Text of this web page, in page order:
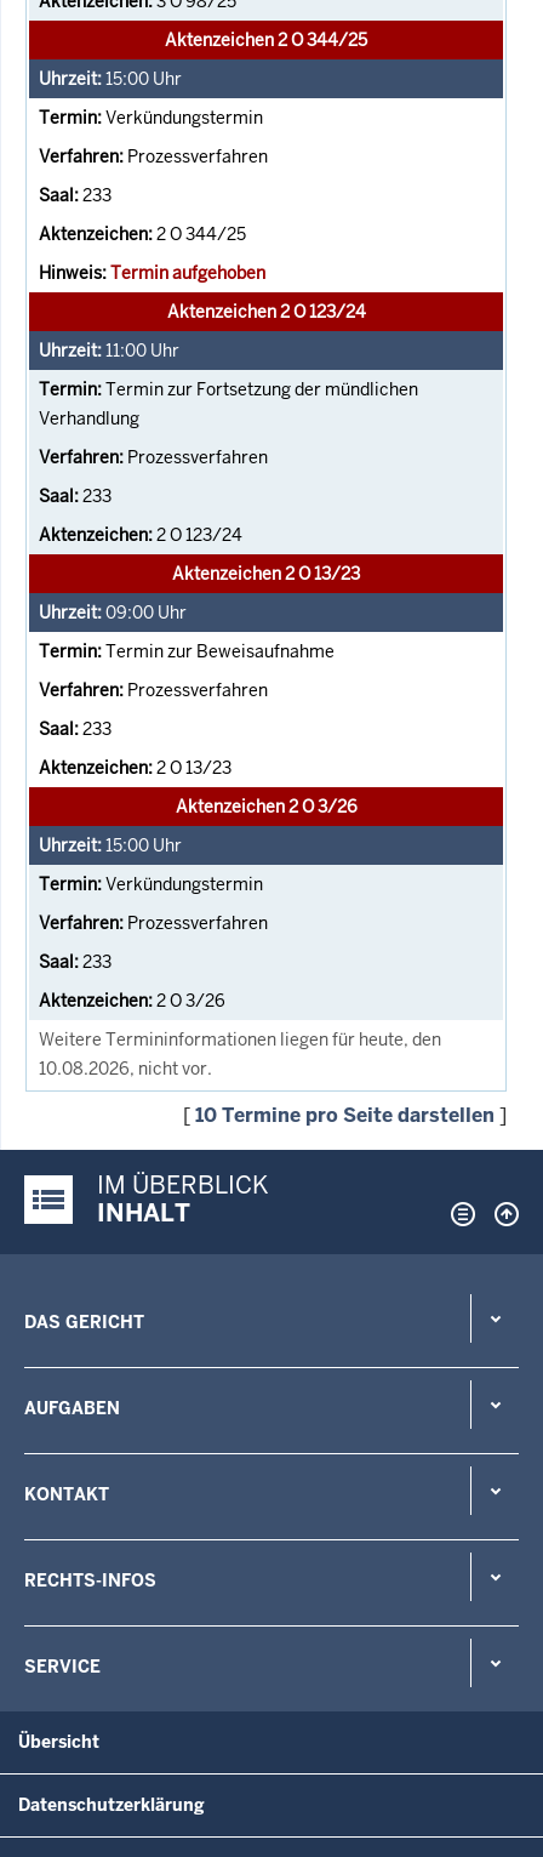
Aktenzeichen 2 O 344/25
15:00 Uhr
Verkündungstermin
Prozessverfahren
233
2 O 344/25
Termin aufgehoben
Aktenzeichen 2 O 123/24
11:00 Uhr
Termin zur Fortsetzung der mündlichen
Verhandlung
Prozessverfahren
233
2 O 123/24
Aktenzeichen 2 O 13/23
09:00 Uhr
Termin zur Beweisaufnahme
Prozessverfahren
233
2 O 13/23
Aktenzeichen 2 O 3/26
15:00 Uhr
Verkündungstermin
Prozessverfahren
233
2 O 3/26
Weitere Termininformationen liegen für heute, den
10.08.2026, nicht vor.
[10 Termine pro Seite darstellen ]
Justiz-Portal im Überblick:
IM ÜBERBLICK
INHALT
DAS GERICHT
AUFGABEN
KONTAKT
RECHTS-INFOS
SERVICE
Übersicht
Datenschutzerklärung